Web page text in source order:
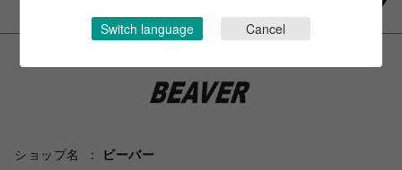
ショップ名
ビーバー
Switch language Cancel